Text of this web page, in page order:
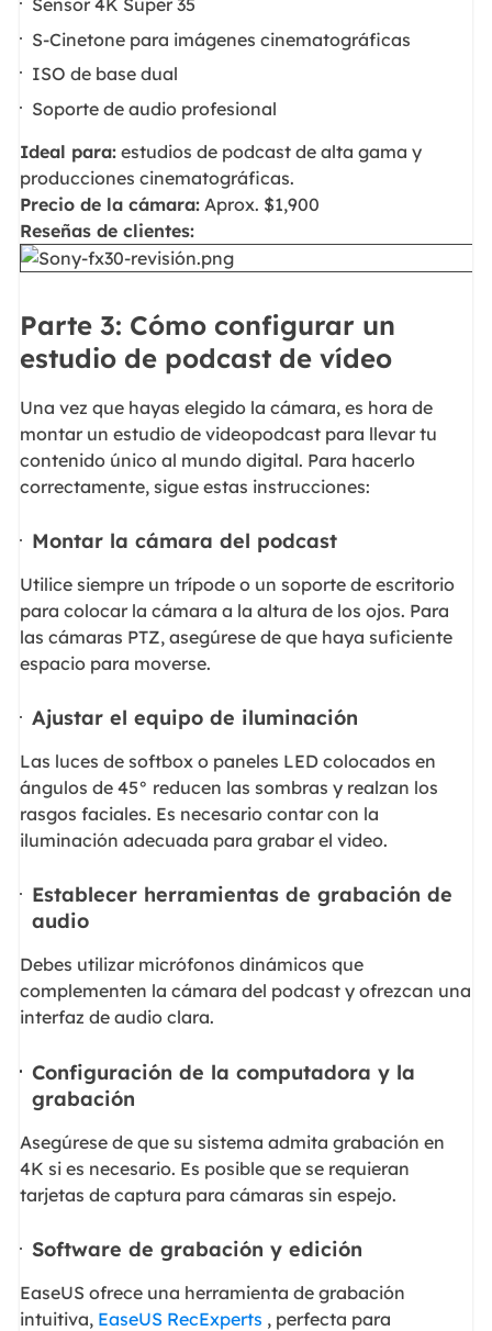
Sensor 4K Super 35
S-Cinetone para imágenes cinematográficas
ISO de base dual
Soporte de audio profesional
Ideal para:estudios de podcast de alta gama y
producciones cinematográficas.
Precio de la cámara:Aprox. $1,900
Reseñas de clientes:
Parte 3: Cómo configurar un
estudio de podcast de vídeo
Una vez que hayas elegido la cámara, es hora de
montar un estudio de videopodcast para llevar tu
contenido único al mundo digital. Para hacerlo
correctamente, sigue estas instrucciones:
Montar la cámara del podcast
Utilice siempre un trípode o un soporte de escritorio
para colocar la cámara a la altura de los ojos. Para
las cámaras PTZ, asegúrese de que haya suficiente
espacio para moverse.
Ajustar el equipo de iluminación
Las luces de softbox o paneles LED colocados en
ángulos de 45° reducen las sombras y realzan los
rasgos faciales. Es necesario contar con la
iluminación adecuada para grabar el video.
Establecer herramientas de grabación de
audio
Debes utilizar micrófonos dinámicos que
complementen la cámara del podcast y ofrezcan una
interfaz de audio clara.
Configuración de la computadora y la
grabación
Asegúrese de que su sistema admita grabación en
4K si es necesario. Es posible que se requieran
tarjetas de captura para cámaras sin espejo.
Software de grabación y edición
EaseUS ofrece una herramienta de grabación
intuitiva, EaseUS RecExperts , perfecta para